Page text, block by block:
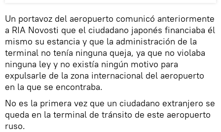
Un portavoz del aeropuerto comunicó anteriormente
a RIA Novosti que el ciudadano japonés financiaba él
mismo su estancia y que la administración de la
terminal no tenía ninguna queja, ya que no violaba
ninguna ley y no existía ningún motivo para
expulsarle de la zona internacional del aeropuerto
en la que se encontraba.
No es la primera vez que un ciudadano extranjero se
queda en la terminal de tránsito de este aeropuerto
ruso.